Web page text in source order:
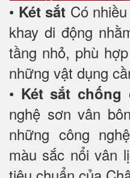
• Két sắt Có
khay di động
tầng nhỏ, phù
những vật dụng
• Két sắt chống
nghệ sơn vân
những công
màu sắc nổi vân